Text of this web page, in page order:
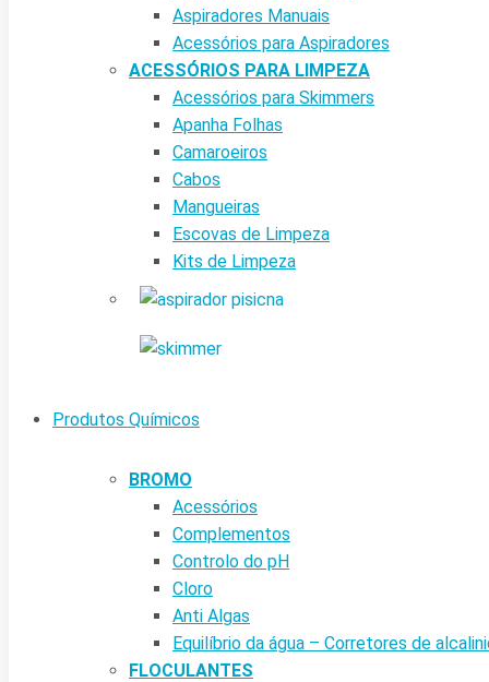
Aspiradores Manuais
Acessórios para Aspiradores
ACESSÓRIOS PARA LIMPEZA
Acessórios para Skimmers
Apanha Folhas
Camaroeiros
Cabos
Mangueiras
Escovas de Limpeza
Kits de Limpeza
Produtos Químicos
BROMO
Acessórios
Complementos
Controlo do pH
Cloro
Anti Algas
Equilíbrio da água – Corretores de
FLOCULANTES